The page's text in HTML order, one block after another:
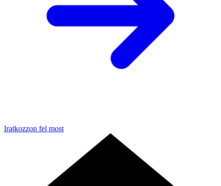
Iratkozzon fel most